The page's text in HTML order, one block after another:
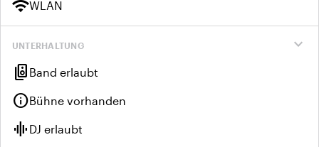
wifiWLAN
expand_more
UNTERHALTUNG
speaker_group Band erlaubt
infoBühne vorhanden
graphic_eq DJ erlaubt